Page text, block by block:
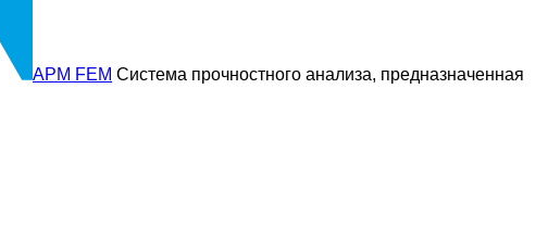
APM FEM Cистема прочностного анализа, предназначенная